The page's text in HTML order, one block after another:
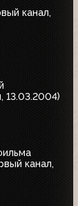
канал,
13.03.2004)
канал,